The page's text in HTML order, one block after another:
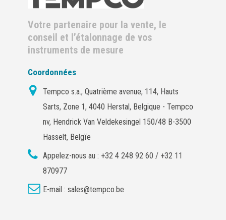
Votre partenaire pour la vente, le
conseil et l’étalonnage de vos
instruments de mesure
Coordonnées
Tempco s.a., Quatrième avenue, 114, Hauts
Sarts, Zone 1, 4040 Herstal, Belgique - Tempco
nv, Hendrick Van Veldekesingel 150/48 B-3500
Hasselt, Belgïe
Appelez-nous au : +32 4 248 92 60 / +32 11
870977
E-mail : sales@tempco.be